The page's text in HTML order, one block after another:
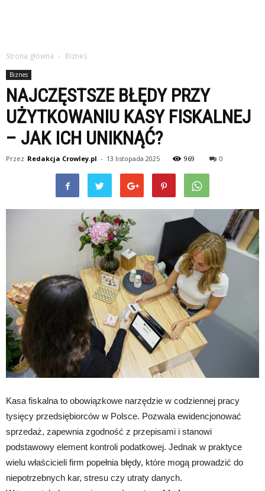
Strona główna Biznes
Biznes
NAJCZĘSTSZE BŁĘDY PRZY
UŻYTKOWANIU KASY FISKALNEJ
– JAK ICH UNIKNĄĆ?
Przez Redakcja Crowley.pl - 13 listopada 2025 969 0
Kasa fiskalna to obowiązkowe narzędzie w codziennej pracy
tysięcy przedsiębiorców w Polsce. Pozwala ewidencjonować
sprzedaż, zapewnia zgodność z przepisami i stanowi
podstawowy element kontroli podatkowej. Jednak w praktyce
wielu właścicieli firm popełnia błędy, które mogą prowadzić do
niepotrzebnych kar, stresu czy utraty danych.